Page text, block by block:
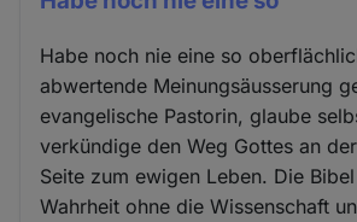
Habe noch nie eine so
abwertende Meinungsäusserung
evangelische Pastorin, glaube
verkündige den Weg Gottes an
Seite zum ewigen Leben. Die
Wahrheit ohne die Wissenschaft